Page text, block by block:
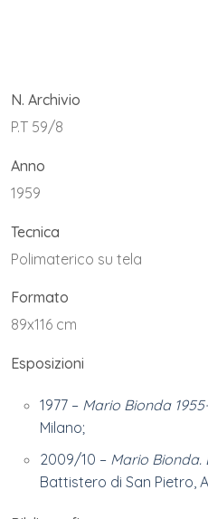
N. Archivio
P.T 59/8
Anno
1959
Tecnica
Polimaterico su tela
Formato
89x116 cm
Esposizioni
1977 – Mario Bionda
Milano;
2009/10 – Mario Bionda.
Battistero di San Pietro,